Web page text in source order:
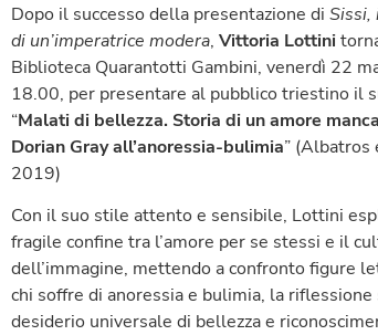
Dopo il successo della presentazione di Sissi,
di un’imperatrice modera, Vittoria Lottini
Biblioteca Quarantotti Gambini, venerdì 22
18.00, per presentare al pubblico triestino il
“Malati di bellezza. Storia di un amore
Dorian Gray all’anoressia-bulimia” (Albatros
2019)
Con il suo stile attento e sensibile, Lottini
fragile confine tra l’amore per se stessi e il
dell’immagine, mettendo a confronto figure
chi soffre di anoressia e bulimia, la
desiderio universale di bellezza e